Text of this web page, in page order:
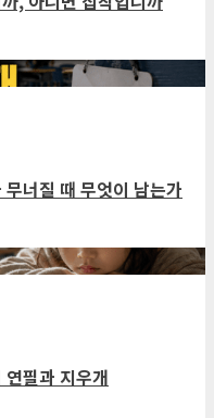
너질 때 무엇이 남는가
필과 지우개